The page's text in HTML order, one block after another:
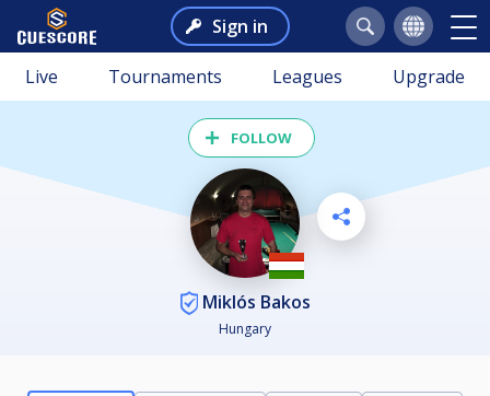
Sign in
Live Tournaments Leagues Upgrade
FOLLOW
Miklós Bakos
Hungary